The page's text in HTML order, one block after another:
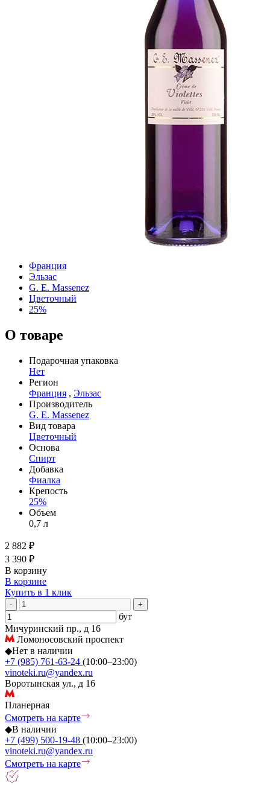
Франция
Эльзас
G. E. Massenez
Цветочный
25%
О товаре
Подарочная упаковка
Нет
Регион
Франция , Эльзас
Производитель
G. E. Massenez
Вид товара
Цветочный
Основа
Спирт
Добавка
Фиалка
Крепость
25%
Объем
0,7 л
2 882 ₽
3 390 ₽
В корзину
В корзине
Купить в 1 клик
- +
бут
Мичуринский пр., д 16
Ломоносовский проспект
◆Нет в наличии
+7 (985) 761-63-24 (10:00–23:00)
vinoteki.ru@yandex.ru
Воротынская ул., д 16
Планерная
Смотреть на карте
◆В наличии
+7 (499) 500-19-48 (10:00–23:00)
vinoteki.ru@yandex.ru
Смотреть на карте